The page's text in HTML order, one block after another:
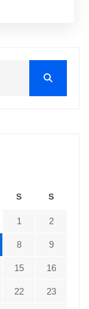
S S
1 2
8 9
15 16
22 23